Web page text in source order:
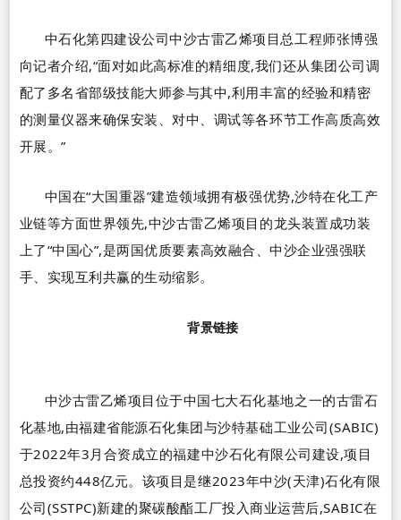
中石化第四建设公司中沙古雷乙烯项目总工程师张博强
向记者介绍,“面对如此高标准的精细度,我们还从集团公司调
配了多名省部级技能大师参与其中,利用丰富的经验和精密
的测量仪器来确保安装、对中、调试等各环节工作高质高效
开展。”
中国在“大国重器”建造领域拥有极强优势,沙特在化工产
业链等方面世界领先,中沙古雷乙烯项目的龙头装置成功装
上了“中国心”,是两国优质要素高效融合、中沙企业强强联
手、实现互利共赢的生动缩影。
背景链接
中沙古雷乙烯项目位于中国七大石化基地之一的古雷石
化基地,由福建省能源石化集团与沙特基础工业公司(SABIC)
于2022年3 月合资成立的福建中沙石化有限公司建设,项目
总投资约448亿元。该项目是继2023年中沙(天津)石化有限
公司(SSTPC)新建的聚碳酸酯工厂投入商业运营后,SABIC在